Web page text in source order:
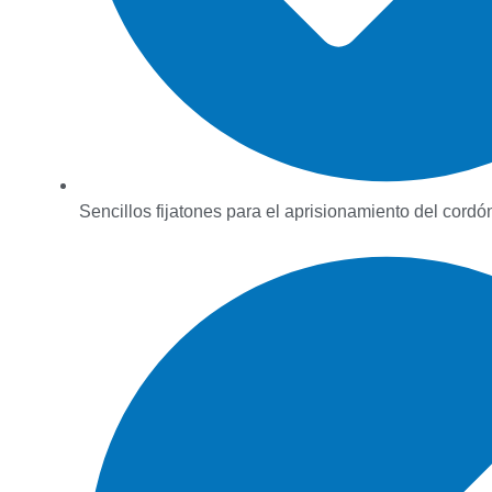
Sencillos fijatones para el aprisionamiento del